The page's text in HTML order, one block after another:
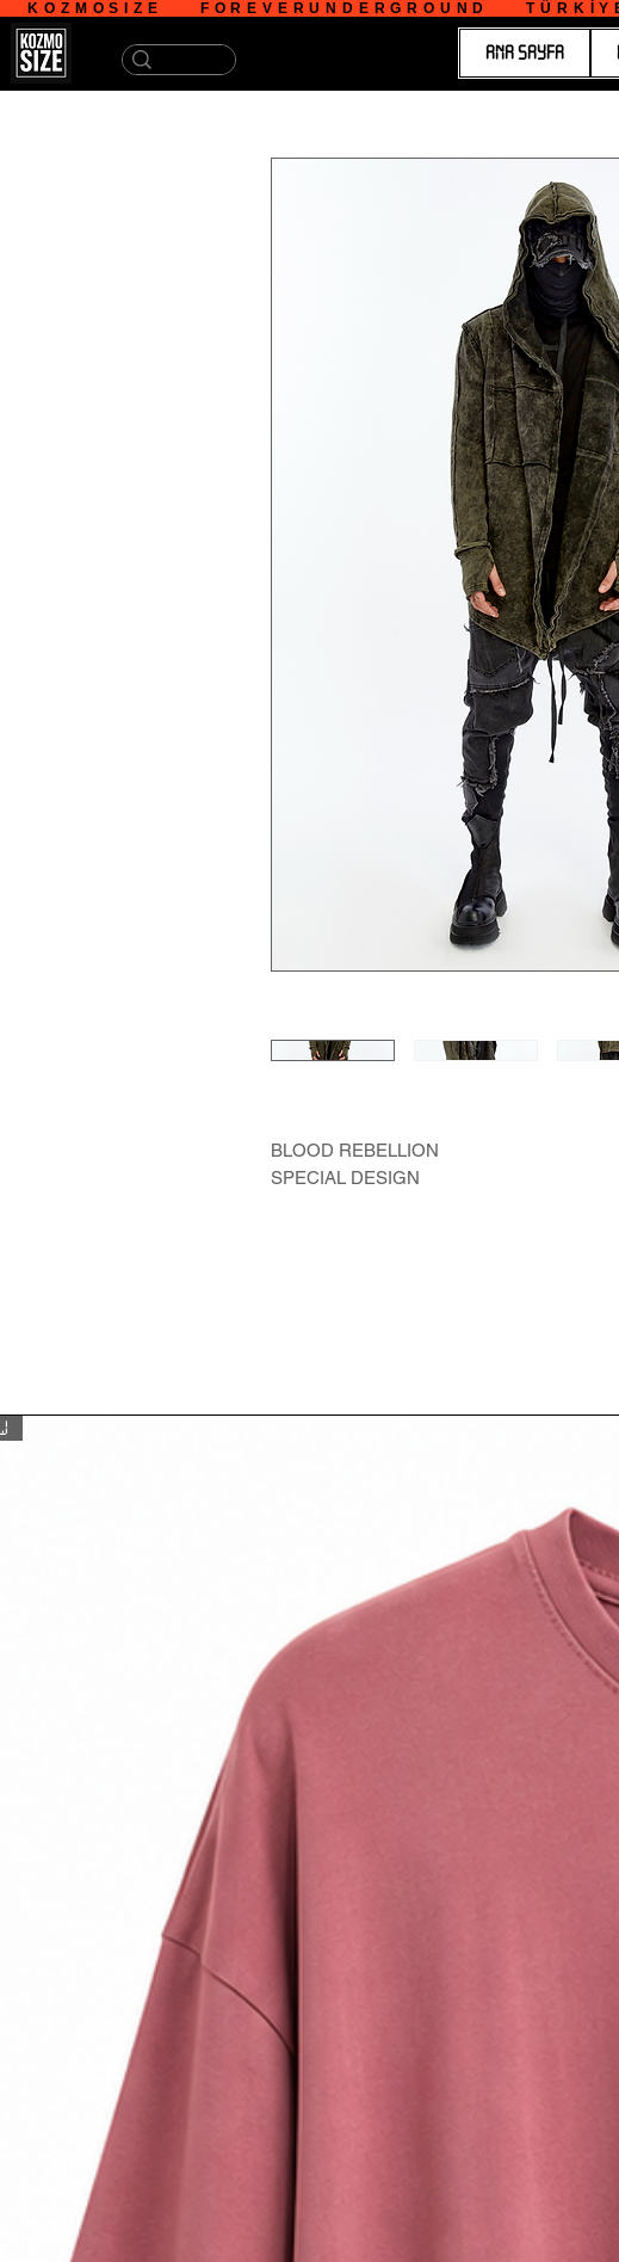
KOZMOSIZE    FOREVERUNDERGROUND
ANA SAYFA
BLOOD REBELLION
SPECIAL DESIGN